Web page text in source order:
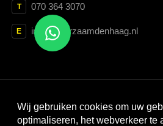
T 070 364 3070
E info@duurzaamdenhaag.nl
Met dank aan:
Wij gebruiken cookies om uw
optimaliseren, het webverkeer te